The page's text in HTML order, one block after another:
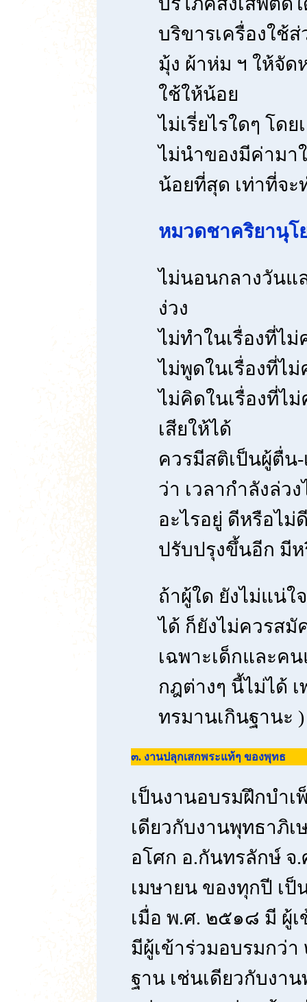
บริขารเครื่องใช้
มุ้ง ผ้าห่ม ฯ ให้จัด
ใช้ให้น้อย
ไม่เรี่ยไรใดๆ โดย
ไม่นำของมีค่ามา
น้อยที่สุด เท่าที่จะ
หมวดชาคริยานุโ
ไม่นอนกลางวันแ
ง่วง
ไม่ทำในเรื่องที่ไ
ไม่พูดในเรื่องที่ไ
ไม่คิดในเรื่องที่ไ
เสียให้ได้
ควรมีสติเป็นผู้ตื่น
ว่า เวลากำลังล่ว
อะไรอยู่ ดีหรือไม่
ปรับปรุงขึ้นอีก มีห
ถ้าผู้ใด ยังไม่แน่
ได้ ก็ยังไม่ควรสมั
เฉพาะเด็กและค
กฎต่างๆ นี้ไม่ได้
ทรมานเกินฐานะ )
๓. งานปลุกเสกพระแท้ๆ ของพุทธ
เป็นงานอบรมฝึกบำ
เดียวกับงานพุทธาภิ
อโศก อ.กันทรลักษ์ จ.
เมษายน ของทุกปี เ
เมื่อ พ.ศ. ๒๕๑๘ มี ผู้
มีผู้เข้าร่วมอบรมกว่
ฐาน เช่นเดียวกับงา